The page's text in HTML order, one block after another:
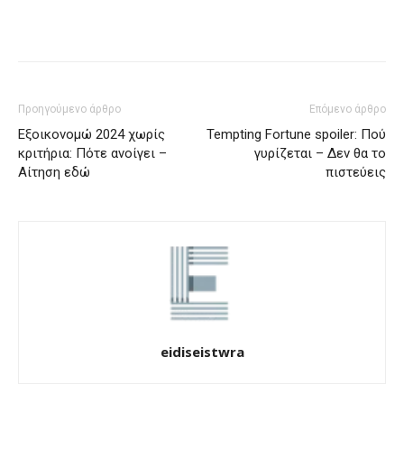
Προηγούμενο άρθρο
Εξοικονομώ 2024 χωρίς
κριτήρια: Πότε ανοίγει –
Αίτηση εδώ
Επόμενο άρθρο
Tempting Fortune spoiler: Πού
γυρίζεται – Δεν θα το
πιστεύεις
eidiseistwra